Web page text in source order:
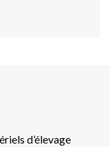
d’élevage